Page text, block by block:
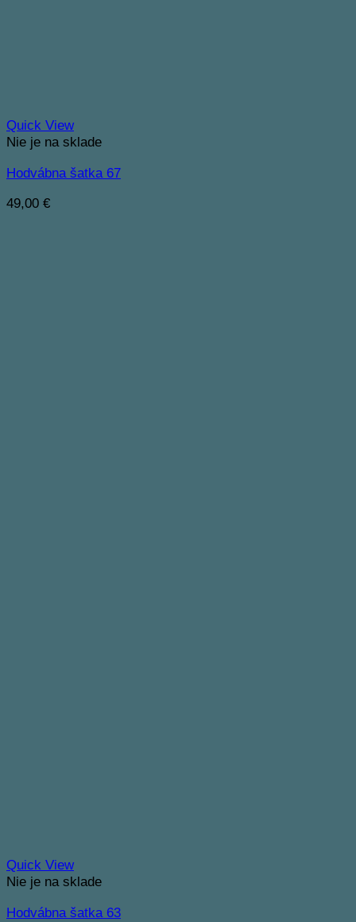
Quick View
Nie je na sklade
Hodvábna šatka 67
49,00 €
Quick View
Nie je na sklade
Hodvábna šatka 63